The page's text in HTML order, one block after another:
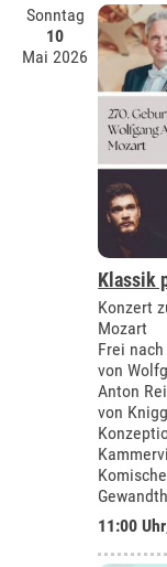
Sonntag
10
Mai 2026
Klassik
Konzert
Mozart
Frei
von
Anton
von
11:00 Uhr